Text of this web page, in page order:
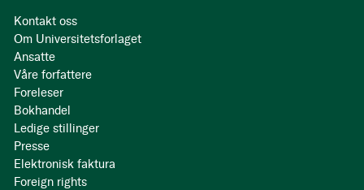
Kontakt oss
Om Universitetsforlaget
Ansatte
Våre forfattere
Foreleser
Bokhandel
Ledige stillinger
Presse
Elektronisk faktura
Foreign rights